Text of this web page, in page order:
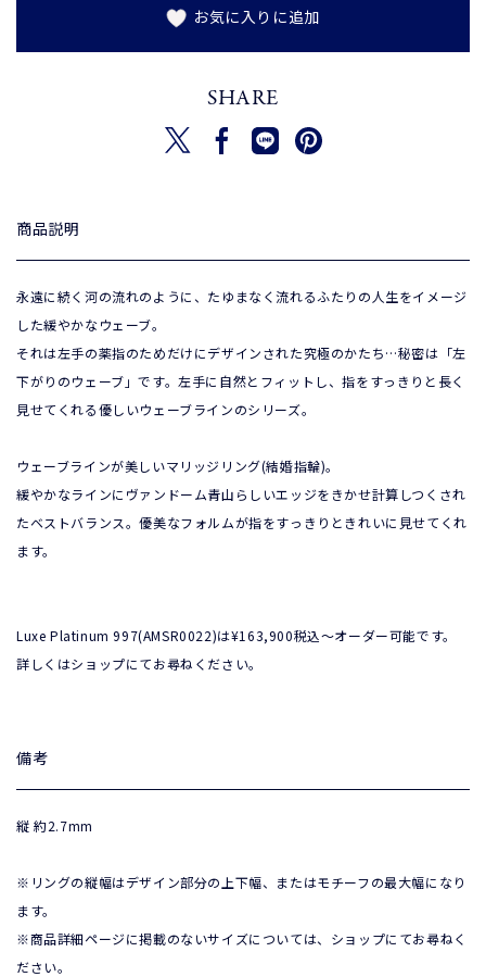
お気に入りに追加
SHARE
ツイートする
新しいウィンドウで開く
シェアする
新しいウィンドウで開く
Translation missing:
新しいウィンドウで開く
ピンを保存する
新しいウィンドウで開く
商品説明
永遠に続く河の流れのように、たゆまなく流れるふたりの人生をイメージ
した緩やかなウェーブ。
それは左手の薬指のためだけにデザインされた究極のかたち…秘密は「左
下がりのウェーブ」です。左手に自然とフィットし、指をすっきりと長く
見せてくれる優しいウェーブラインのシリーズ。
ウェーブラインが美しいマリッジリング(結婚指輪)。
緩やかなラインにヴァンドーム青山らしいエッジをきかせ計算しつくされ
たベストバランス。優美なフォルムが指をすっきりときれいに見せてくれ
ます。
Luxe Platinum 997(AMSR0022)は¥163,900税込〜オーダー可能です。
詳しくはショップにてお尋ねください。
備考
縦 約2.7mm
※リングの縦幅はデザイン部分の上下幅、またはモチーフの最大幅になり
ます。
※商品詳細ページに掲載のないサイズについては、ショップにてお尋ねく
ださい。